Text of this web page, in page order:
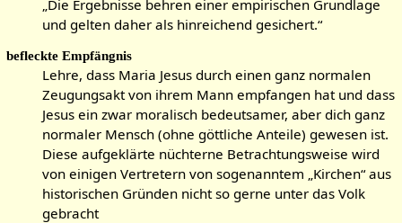
„Die Ergebnisse behren einer empirischen Grundlage
und gelten daher als hinreichend gesichert.“
befleckte Empfängnis
Lehre, dass Maria Jesus durch einen ganz normalen
Zeugungsakt von ihrem Mann empfangen hat und dass
Jesus ein zwar moralisch bedeutsamer, aber dich ganz
normaler Mensch (ohne göttliche Anteile) gewesen ist.
Diese aufgeklärte nüchterne Betrachtungsweise wird
von einigen Vertretern von sogenanntem „Kirchen“ aus
historischen Gründen nicht so gerne unter das Volk
gebracht